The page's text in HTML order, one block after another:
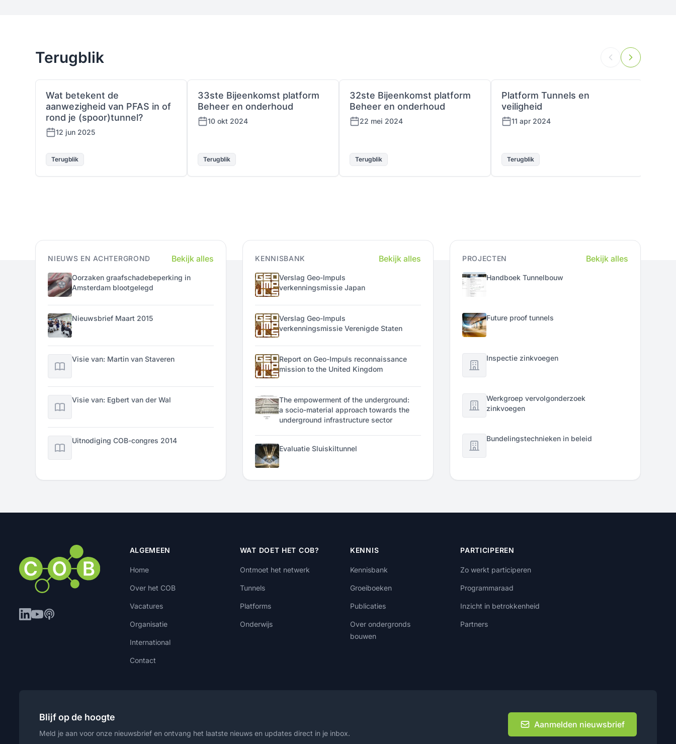
Terugblik
Wat betekent de
aanwezigheid van PFAS in of
rond je (spoor)tunnel?
12 jun 2025
Terugblik
33ste Bijeenkomst platform
Beheer en onderhoud
10 okt 2024
Terugblik
32ste Bijeenkomst platform
Beheer en onderhoud
22 mei 2024
Terugblik
Platform Tunnels en
veiligheid
11 apr 2024
Terugblik
NIEUWS EN ACHTERGROND Bekijk alles
Oorzaken graafschadebeperking in
Amsterdam blootgelegd
Nieuwsbrief Maart 2015
Visie van: Martin van Staveren
Visie van: Egbert van der Wal
Uitnodiging COB-congres 2014
KENNISBANK Bekijk alles
Verslag Geo-Impuls
verkenningsmissie Japan
Verslag Geo-Impuls
verkenningsmissie Verenigde Staten
Report on Geo-Impuls reconnaissance
mission to the United Kingdom
The empowerment of the underground:
a socio-material approach towards the
underground infrastructure sector
Evaluatie Sluiskiltunnel
PROJECTEN Bekijk alles
Handboek Tunnelbouw
Future proof tunnels
Inspectie zinkvoegen
Werkgroep vervolgonderzoek
zinkvoegen
Bundelingstechnieken in beleid
ALGEMEEN
Home
Over het COB
Vacatures
Organisatie
International
Contact
WAT DOET HET COB?
Ontmoet het netwerk
Tunnels
Platforms
Onderwijs
KENNIS
Kennisbank
Groeiboeken
Publicaties
Over ondergronds
bouwen
PARTICIPEREN
Zo werkt participeren
Programmaraad
Inzicht in betrokkenheid
Partners
Blijf op de hoogte
Meld je aan voor onze nieuwsbrief en ontvang het laatste nieuws en updates direct in je inbox.
Aanmelden nieuwsbrief